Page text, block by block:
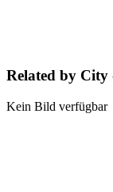
Related by
Kein Bild verfügbar